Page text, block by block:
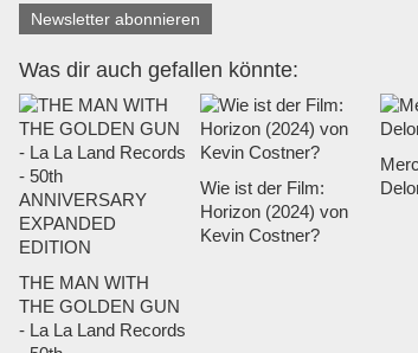
Newsletter abonnieren
Was dir auch gefallen könnte:
THE MAN WITH
THE GOLDEN GUN
- La La Land Records
Wie ist der Film:
Horizon (2024) von
Kevin Costner?